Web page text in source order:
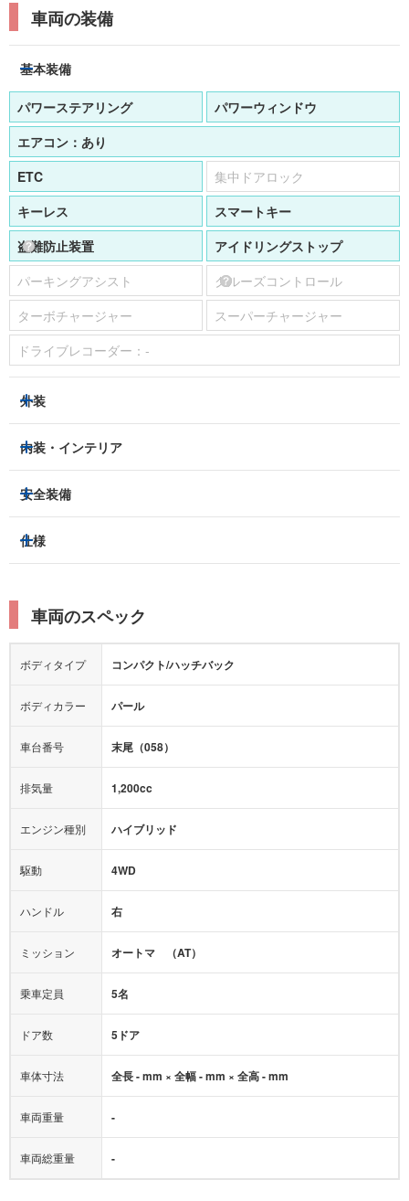
車両の装備
基本装備
パワーステアリング
パワーウィンドウ
エアコン： あり
ETC
集中ドアロック
キーレス
スマートキー
盗難防止装置
アイドリングストップ
パーキングアシスト
クルーズコントロール
ターボチャージャー
スーパーチャージャー
ドライブレコーダー： -
外装
ヘッドライト
アルミホイール：あり
サンルーフ/ガラスルーフ
ルーフレール
エアロパーツ
ローダウン
内装・インテリア
3列シート
ベンチシート
パワーシート
シートヒーター
カーナビ：メモリーナビ他
ミュージックプレイヤー接続可
後席モニター
安全装備
トラクションコントロール
レーンキープアシスト
横滑り防止装置
衝突被害軽減プレーキ
カメラ：フロント サイド バック
エアバッグ：
4エアバッグ
衝撃緩和ヘッドレスト
サポカー
アクセル踏み間違い（誤発進）防止装置
アダプティブクルーズコントロール
ヒルディセントコントロール
オートマチックハイビーム
仕様
車両のスペック
ボディタイプ コンパクト/ハッチバック
ボディカラー パール
車台番号 末尾（058）
排気量 1,200cc
エンジン種別 ハイブリッド
駆動 4WD
ハンドル 右
ミッション オートマ （AT）
乗車定員 5名
ドア数 5ドア
車体寸法 全長 - mm × 全幅 - mm × 全高 - mm
車両重量 -
車両総重量 -